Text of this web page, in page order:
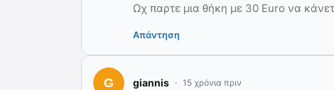
Ωχ παρτε μια θήκη με 30 Euro να
Απάντηση
giannis 15 χρόνια πριν